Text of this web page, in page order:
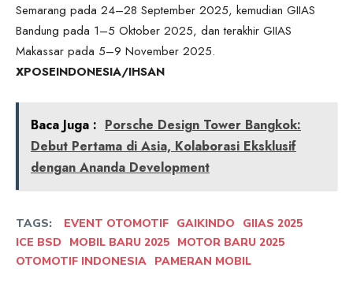
Semarang pada 24–28 September 2025, kemudian GIIAS
Bandung pada 1–5 Oktober 2025, dan terakhir GIIAS
Makassar pada 5–9 November 2025.
XPOSEINDONESIA/IHSAN
Baca Juga : Porsche Design Tower Bangkok:
Debut Pertama di Asia, Kolaborasi Eksklusif
dengan Ananda Development
TAGS: EVENT OTOMOTIF GAIKINDO
GIIAS 2025
ICE BSD
MOBIL BARU 2025 MOTOR BARU 2025
OTOMOTIF INDONESIA PAMERAN MOBIL